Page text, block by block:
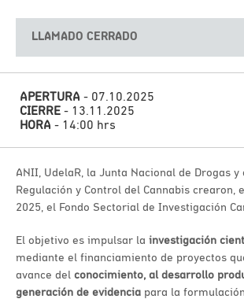
LLAMADO CERRADO
APERTURA - 07.10.2025
CIERRE - 13.11.2025
HORA - 14:00 hrs
ANII, UdelaR, la Junta Nacional de Drogas
Regulación y Control del Cannabis crearon,
2025, el Fondo Sectorial de Investigación
El objetivo es impulsar la investigación
mediante el financiamiento de proyectos
avance del conocimiento, al desarrollo
generación de evidencia para la